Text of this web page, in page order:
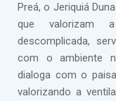
Preá, o Jeriquiá
que valorizam
descomplicada,
com o ambiente
dialoga com o
valorizando a